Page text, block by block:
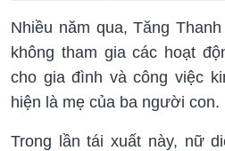
Nhiều năm qua, Tăng
không tham gia các hoạt
cho gia đình và công việc
hiện là mẹ của ba người con.
Trong lần tái xuất này, nữ